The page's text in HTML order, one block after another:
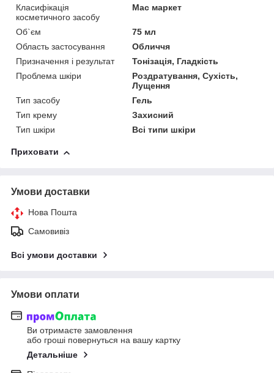
Класифікація
косметичного засобу
Мас маркет
Об`єм
75 мл
Область застосування
Обличчя
Призначення і результат
Тонізація, Гладкість
Проблема шкіри
Роздратування, Сухість,
Лущення
Тип засобу
Гель
Тип крему
Захисний
Тип шкіри
Всі типи шкіри
Приховати
Умови доставки
Нова Пошта
Самовивіз
Всі умови доставки
Умови оплати
Ви отримаєте замовлення
або гроші повернуться на вашу картку
Детальніше